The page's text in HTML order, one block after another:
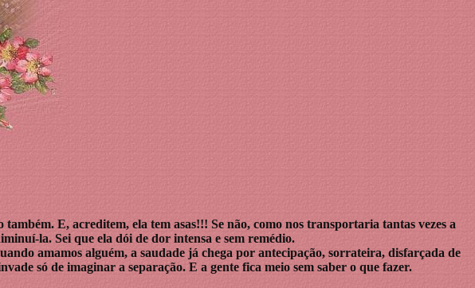
E, acreditem, ela tem asas!!! Se não, como nos transportaria tantas vezes a
la. Sei que ela dói de dor intensa e sem remédio.
amamos alguém, a saudade já chega por antecipação, sorrateira, disfarçada de
só de imaginar a separação. E a gente fica meio sem saber o que fazer.